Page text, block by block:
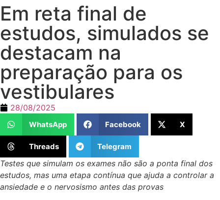
Em reta final de
estudos, simulados se
destacam na
preparação para os
vestibulares
28/08/2025
WhatsApp Facebook X
Threads Telegram
Testes que simulam os exames não são a ponta final dos
estudos, mas uma etapa contínua que ajuda a controlar a
ansiedade e o nervosismo antes das provas